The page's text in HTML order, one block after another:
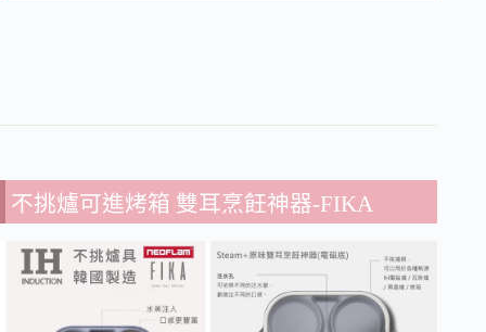
不挑爐可進烤箱 雙耳烹飪神器-FIKA